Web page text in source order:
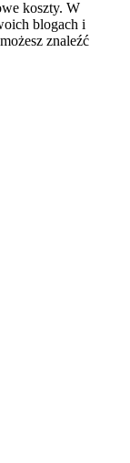
koszty. W
blogach i
znaleźć